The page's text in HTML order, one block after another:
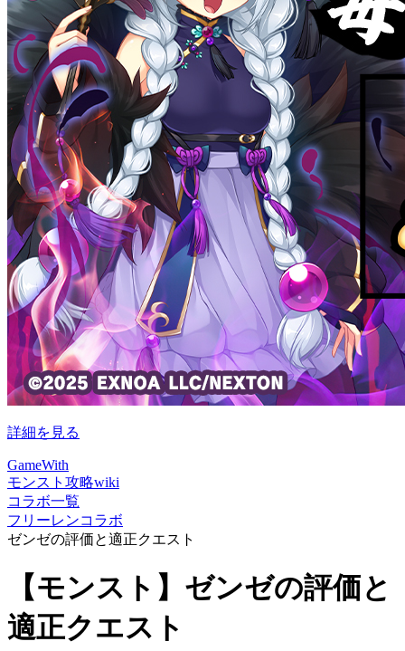
詳細を見る
GameWith
モンスト攻略wiki
コラボ一覧
フリーレンコラボ
ゼンゼの評価と適正クエスト
【モンスト】ゼンゼの評価と
適正クエスト